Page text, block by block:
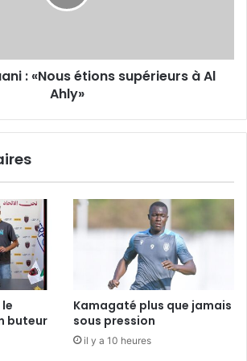
: «Nous étions supérieurs à Al
Ahly»
buteur
Kamagaté plus que jamais
sous pression
il y a 10 heures